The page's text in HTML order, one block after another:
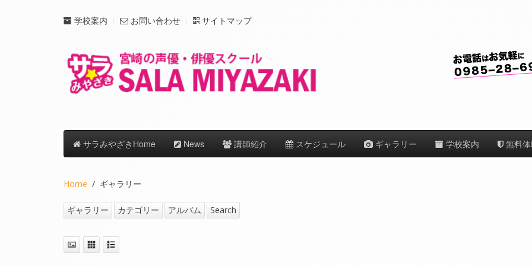
学校案内 お問い合わせ サイトマップ
サラみやざきHome News 講師紹介 スケジュール ギャラリー 学校案内 無料
Home ギャラリー
ギャラリー カテゴリー アルバム Search